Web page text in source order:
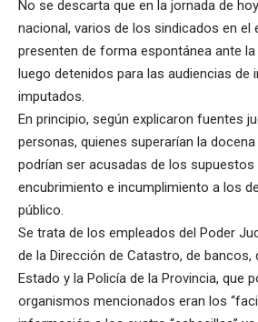
No se descarta que en la jornada de
nacional, varios de los sindicados en el
presenten de forma espontánea ante
luego detenidos para las audiencias de
imputados.
En principio, según explicaron fuentes
personas, quienes superarían la
podrían ser acusadas de los supuestos
encubrimiento e incumplimiento a los
público.
Se trata de los empleados del Poder
de la Dirección de Catastro, de bancos,
Estado y la Policía de la Provincia, que
organismos mencionados eran los